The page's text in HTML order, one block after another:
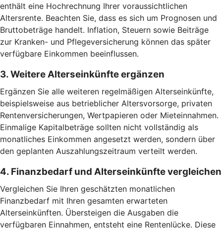
enthält eine Hochrechnung Ihrer voraussichtlichen
Altersrente. Beachten Sie, dass es sich um Prognosen und
Bruttobeträge handelt. Inflation, Steuern sowie Beiträge
zur Kranken- und Pflegeversicherung können das später
verfügbare Einkommen beeinflussen.
3. Weitere Alterseinkünfte ergänzen
Ergänzen Sie alle weiteren regelmäßigen Alterseinkünfte,
beispielsweise aus betrieblicher Altersvorsorge, privaten
Rentenversicherungen, Wertpapieren oder Mieteinnahmen.
Einmalige Kapitalbeträge sollten nicht vollständig als
monatliches Einkommen angesetzt werden, sondern über
den geplanten Auszahlungszeitraum verteilt werden.
4. Finanzbedarf und Alterseinkünfte vergleichen
Vergleichen Sie Ihren geschätzten monatlichen
Finanzbedarf mit Ihren gesamten erwarteten
Alterseinkünften. Übersteigen die Ausgaben die
verfügbaren Einnahmen, entsteht eine Rentenlücke. Diese